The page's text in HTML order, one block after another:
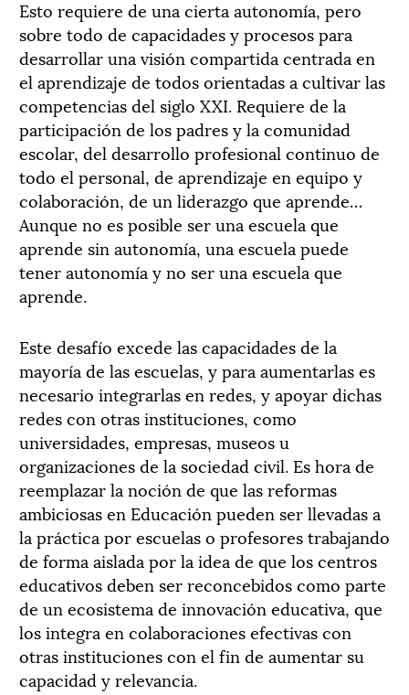
Esto requiere de una cierta autonomía, pero
sobre todo de capacidades y procesos para
desarrollar una visión compartida centrada en
el aprendizaje de todos orientadas a cultivar las
competencias del siglo XXI. Requiere de la
participación de los padres y la comunidad
escolar, del desarrollo profesional continuo de
todo el personal, de aprendizaje en equipo y
colaboración, de un liderazgo que aprende…
Aunque no es posible ser una escuela que
aprende sin autonomía, una escuela puede
tener autonomía y no ser una escuela que
aprende.
Este desafío excede las capacidades de la
mayoría de las escuelas, y para aumentarlas es
necesario integrarlas en redes, y apoyar dichas
redes con otras instituciones, como
universidades, empresas, museos u
organizaciones de la sociedad civil. Es hora de
reemplazar la noción de que las reformas
ambiciosas en Educación pueden ser llevadas a
la práctica por escuelas o profesores trabajando
de forma aislada por la idea de que los centros
educativos deben ser reconcebidos como parte
de un ecosistema de innovación educativa, que
los integra en colaboraciones efectivas con
otras instituciones con el fin de aumentar su
capacidad y relevancia.